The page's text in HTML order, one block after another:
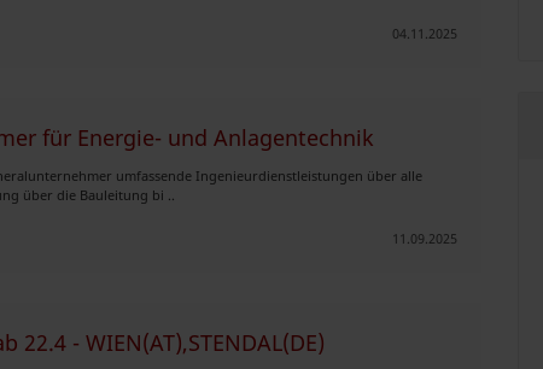
04.11.2025
für Energie- und Anlagentechnik
umfassende Ingenieurdienstleistungen über alle
über die Bauleitung bi ..
11.09.2025
- WIEN(AT),STENDAL(DE)